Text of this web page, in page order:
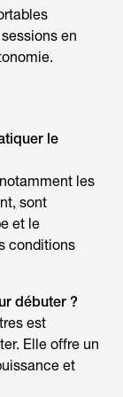
en
le
les
sont
et le
conditions
débuter ?
est
Elle offre un
et